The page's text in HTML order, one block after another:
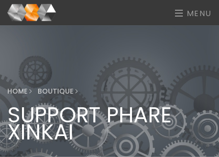
MENU
HOME BOUTIQUE
SUPPORT PHARE
XINKAI